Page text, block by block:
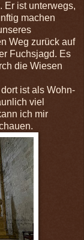
Er ist unterwegs,
machen
Weg zurück auf
Fuchsjagd. Es
die Wiesen
ist als Wohn-
viel
ich mir